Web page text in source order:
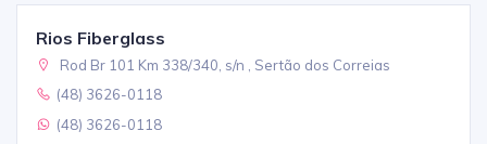
Rios Fiberglass
Rod Br 101 Km 338/340, s/n , Sertão dos Correias
(48) 3626-0118
(48) 3626-0118